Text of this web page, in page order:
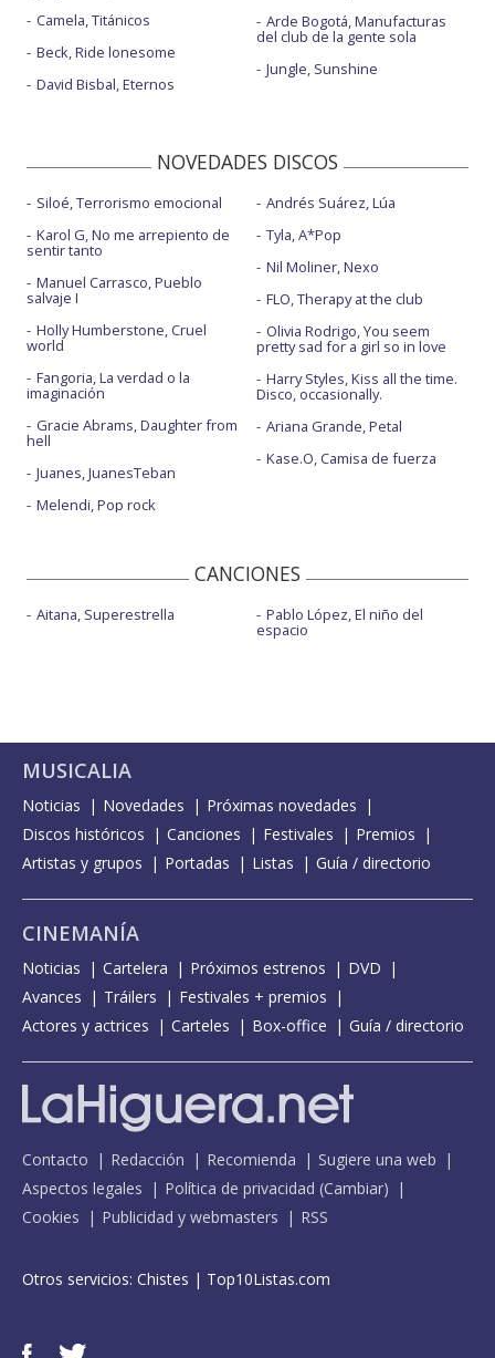
Camela, Titánicos
Beck, Ride lonesome
David Bisbal, Eternos
Arde Bogotá, Manufacturas
del club de la gente sola
Jungle, Sunshine
NOVEDADES DISCOS
Siloé, Terrorismo emocional
Karol G, No me arrepiento de
sentir tanto
Manuel Carrasco, Pueblo
salvaje I
Holly Humberstone, Cruel
world
Fangoria, La verdad o la
imaginación
Gracie Abrams, Daughter from
hell
Juanes, JuanesTeban
Melendi, Pop rock
Andrés Suárez, Lúa
Tyla, A*Pop
Nil Moliner, Nexo
FLO, Therapy at the club
Olivia Rodrigo, You seem
pretty sad for a girl so in love
Harry Styles, Kiss all the time.
Disco, occasionally.
Ariana Grande, Petal
Kase.O, Camisa de fuerza
CANCIONES
Aitana, Superestrella Pablo López, El niño del
espacio
MUSICALIA
Noticias Novedades
Próximas novedades
Discos históricos
Canciones Festivales
Premios
Artistas y grupos
Portadas Listas Guía / directorio
CINEMANÍA
Noticias Cartelera Próximos estrenos
DVD
Avances
Tráilers
Festivales + premios
Actores y actrices
Carteles Box-office Guía / directorio
Contacto Redacción Recomienda
Sugiere una web
Aspectos legales
Política de privacidad (Cambiar)
Cookies
Publicidad y webmasters RSS
Otros servicios: Chistes | Top10Listas.com